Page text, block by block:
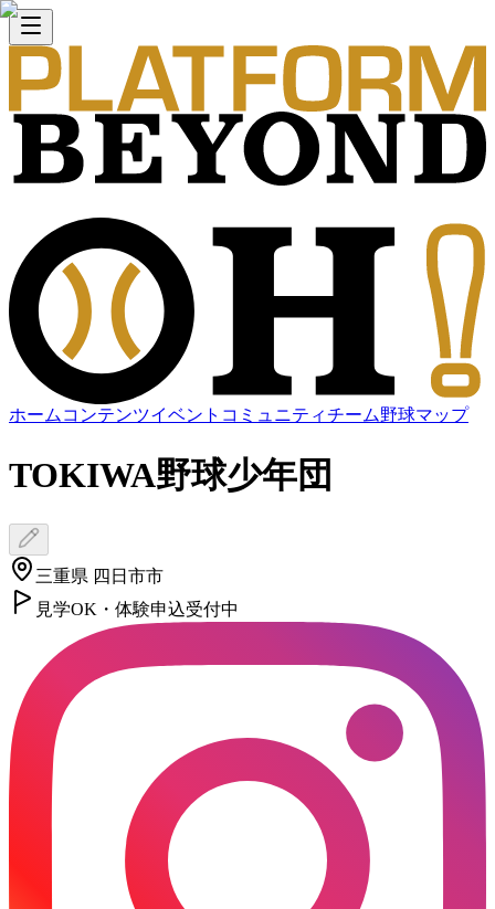
ホーム コンテンツイベント コミュニティチーム野球マップ
TOKIWA野球少年団
三重県 四日市市
見学OK・体験申込受付中